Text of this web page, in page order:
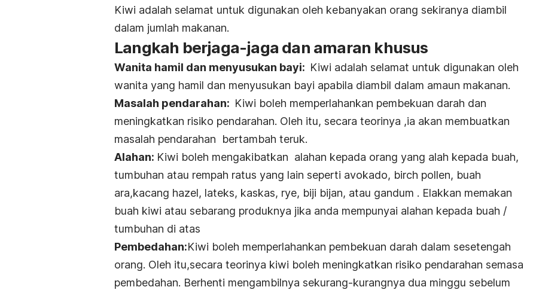
Kiwi adalah selamat untuk digunakan oleh kebanyakan orang sekiranya diambil
dalam jumlah makanan.
Langkah berjaga-jaga dan amaran khusus
Wanita hamil dan menyusukan bayi: Kiwi adalah selamat untuk digunakan oleh
wanita yang hamil dan menyusukan bayi apabila diambil dalam amaun makanan.
Masalah pendarahan: Kiwi boleh memperlahankan pembekuan darah dan
meningkatkan risiko pendarahan. Oleh itu, secara teorinya ,ia akan membuatkan
masalah pendarahan bertambah teruk.
Alahan: Kiwi boleh mengakibatkan alahan kepada orang yang alah kepada buah,
tumbuhan atau rempah ratus yang lain seperti avokado, birch pollen, buah
ara,kacang hazel, lateks, kaskas, rye, biji bijan, atau gandum . Elakkan memakan
buah kiwi atau sebarang produknya jika anda mempunyai alahan kepada buah /
tumbuhan di atas
Pembedahan:Kiwi boleh memperlahankan pembekuan darah dalam sesetengah
orang. Oleh itu,secara teorinya kiwi boleh meningkatkan risiko pendarahan semasa
pembedahan. Berhenti mengambilnya sekurang-kurangnya dua minggu sebelum